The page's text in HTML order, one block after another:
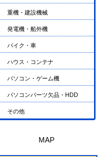
重機・建設機械
発電機・船外機
バイク・車
ハウス・コンテナ
パソコン・ゲーム機
パソコンパーツ欠品・HDD
その他
MAP